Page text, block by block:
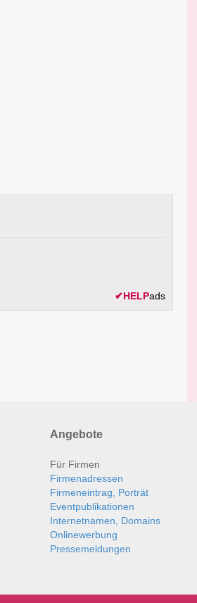
✔HELPads
Angebote
Für Firmen
Firmenadressen
Firmeneintrag, Porträt
Eventpublikationen
Internetnamen, Domains
Onlinewerbung
Pressemeldungen